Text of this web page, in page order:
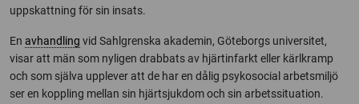
uppskattning för sin insats.
En avhandling vid Sahlgrenska akademin, Göteborgs universitet,
visar att män som nyligen drabbats av hjärtinfarkt eller kärlkramp
och som själva upplever att de har en dålig psykosocial arbetsmiljö
ser en koppling mellan sin hjärtsjukdom och sin arbetssituation.